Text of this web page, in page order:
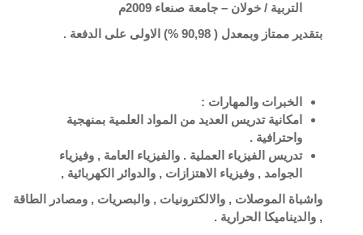
التربية / خولان – جامعة صنعاء 2009م
بتقدير ممتاز وبمعدل ( 90,98 %) الاولى على الدفعة
.
الخبرات والمهارات :
امكانية تدريس العديد من المواد العلمية بمنهجية
واحترافية .
تدريس الفيزياء العملية . والفيزياء العامة , وفيزياء
الجوامد , وفيزياء الاهتزازات , والدوائر الكهربائية ,
واشباة الموصلات , والالكترونيات , والبصريات , ومصادر الطاقة
, والديناميكا الحرارية .